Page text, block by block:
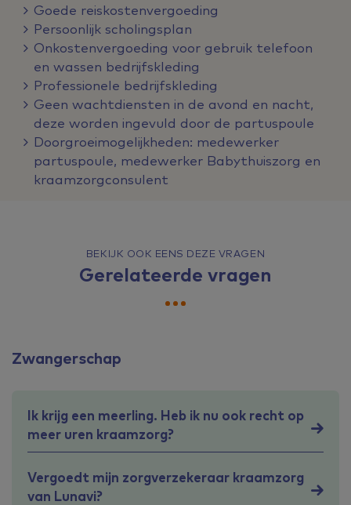
Goede reiskostenvergoeding
Persoonlijk scholingsplan
Onkostenvergoeding voor gebruik telefoon
en wassen bedrijfskleding
Professionele bedrijfskleding
Geen wachtdiensten in de avond en nacht,
deze worden ingevuld door de partuspoule
Doorgroeimogelijkheden: medewerker
partuspoule, medewerker Babythuiszorg en
kraamzorgconsulent
BEKIJK OOK EENS DEZE VRAGEN
Gerelateerde vragen
Zwangerschap
Ik krijg een meerling. Heb ik nu ook recht op
meer uren kraamzorg?
Vergoedt mijn zorgverzekeraar kraamzorg
van Lunavi?